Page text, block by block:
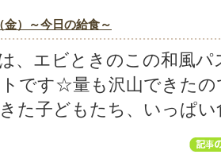
金）～今日の給食～
、エビときのこの和風
です☆量も沢山できたの
た子どもたち、いっぱ